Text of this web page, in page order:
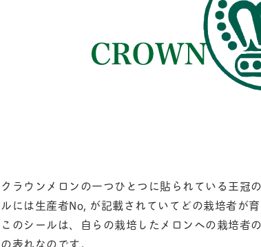
クラウンメロンの一つひとつに貼られている王冠
ルには生産者No, が記載されていてどの栽培者が
このシールは、自らの栽培したメロンへの栽培者
の表れなのです。